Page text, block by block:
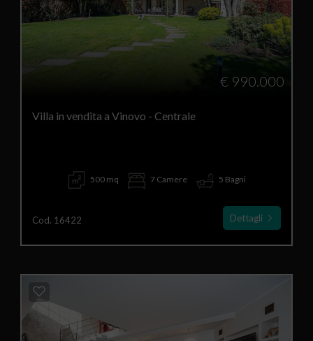
€ 990.000
Villa in vendita a Vinovo - Centrale
500 mq 7 Camere 5 Bagni
Cod. 16422 Dettagli